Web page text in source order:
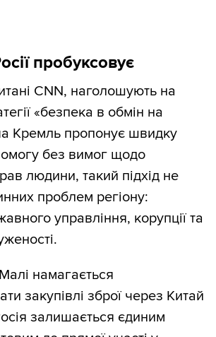
пробуксовує
CNN, наголошують на
«безпека в обмін на
Кремль пропонує швидку
без вимог щодо
людини, такий підхід не
проблем регіону:
управління, корупції та
намагається
закупівлі зброї через Китай
залишається єдиним